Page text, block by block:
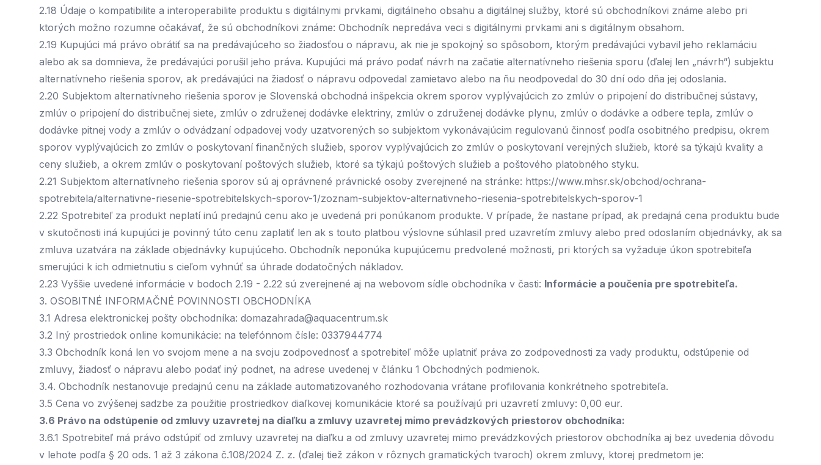
2.18 Údaje o kompatibilite a interoperabilite produktu s digitálnymi prvkami, digitálneho obsahu a digitálnej služby, ktoré sú obchodníkovi známe alebo pri
ktorých možno rozumne očakávať, že sú obchodníkovi známe: Obchodník nepredáva veci s digitálnymi prvkami ani s digitálnym obsahom.
2.19 Kupujúci má právo obrátiť sa na predávajúceho so žiadosťou o nápravu, ak nie je spokojný so spôsobom, ktorým predávajúci vybavil jeho reklamáciu
alebo ak sa domnieva, že predávajúci porušil jeho práva. Kupujúci má právo podať návrh na začatie alternatívneho riešenia sporu (ďalej len „návrh“) subjektu
alternatívneho riešenia sporov, ak predávajúci na žiadosť o nápravu odpovedal zamietavo alebo na ňu neodpovedal do 30 dní odo dňa jej odoslania.
2.20 Subjektom alternatívneho riešenia sporov je Slovenská obchodná inšpekcia okrem sporov vyplývajúcich zo zmlúv o pripojení do distribučnej sústavy,
zmlúv o pripojení do distribučnej siete, zmlúv o združenej dodávke elektriny, zmlúv o združenej dodávke plynu, zmlúv o dodávke a odbere tepla, zmlúv o
dodávke pitnej vody a zmlúv o odvádzaní odpadovej vody uzatvorených so subjektom vykonávajúcim regulovanú činnosť podľa osobitného predpisu, okrem
sporov vyplývajúcich zo zmlúv o poskytovaní finančných služieb, sporov vyplývajúcich zo zmlúv o poskytovaní verejných služieb, ktoré sa týkajú kvality a
ceny služieb, a okrem zmlúv o poskytovaní poštových služieb, ktoré sa týkajú poštových služieb a poštového platobného styku.
2.21 Subjektom alternatívneho riešenia sporov sú aj oprávnené právnické osoby zverejnené na stránke: https://www.mhsr.sk/obchod/ochrana-
spotrebitela/alternativne-riesenie-spotrebitelskych-sporov-1/zoznam-subjektov-alternativneho-riesenia-spotrebitelskych-sporov-1
2.22 Spotrebiteľ za produkt neplatí inú predajnú cenu ako je uvedená pri ponúkanom produkte. V prípade, že nastane prípad, ak predajná cena produktu bude
v skutočnosti iná kupujúci je povinný túto cenu zaplatiť len ak s touto platbou výslovne súhlasil pred uzavretím zmluvy alebo pred odoslaním objednávky, ak sa
zmluva uzatvára na základe objednávky kupujúceho. Obchodník neponúka kupujúcemu predvolené možnosti, pri ktorých sa vyžaduje úkon spotrebiteľa
smerujúci k ich odmietnutiu s cieľom vyhnúť sa úhrade dodatočných nákladov.
2.23 Vyššie uvedené informácie v bodoch 2.19 - 2.22 sú zverejnené aj na webovom sídle obchodníka v časti: Informácie a poučenia pre spotrebiteľa.
3. OSOBITNÉ INFORMAČNÉ POVINNOSTI OBCHODNÍKA
3.1 Adresa elektronickej pošty obchodníka: domazahrada@aquacentrum.sk
3.2 Iný prostriedok online komunikácie: na telefónnom čísle: 0337944774
3.3 Obchodník koná len vo svojom mene a na svoju zodpovednosť a spotrebiteľ môže uplatniť práva zo zodpovednosti za vady produktu, odstúpenie od
zmluvy, žiadosť o nápravu alebo podať iný podnet, na adrese uvedenej v článku 1 Obchodných podmienok.
3.4. Obchodník nestanovuje predajnú cenu na základe automatizovaného rozhodovania vrátane profilovania konkrétneho spotrebiteľa.
3.5 Cena vo zvýšenej sadzbe za použitie prostriedkov diaľkovej komunikácie ktoré sa používajú pri uzavretí zmluvy: 0,00 eur.
3.6 Právo na odstúpenie od zmluvy uzavretej na diaľku a zmluvy uzavretej mimo prevádzkových priestorov obchodníka:
3.6.1 Spotrebiteľ má právo odstúpiť od zmluvy uzavretej na diaľku a od zmluvy uzavretej mimo prevádzkových priestorov obchodníka aj bez uvedenia dôvodu
v lehote podľa § 20 ods. 1 až 3 zákona č.108/2024 Z. z. (ďalej tiež zákon v rôznych gramatických tvaroch) okrem zmluvy, ktorej predmetom je: